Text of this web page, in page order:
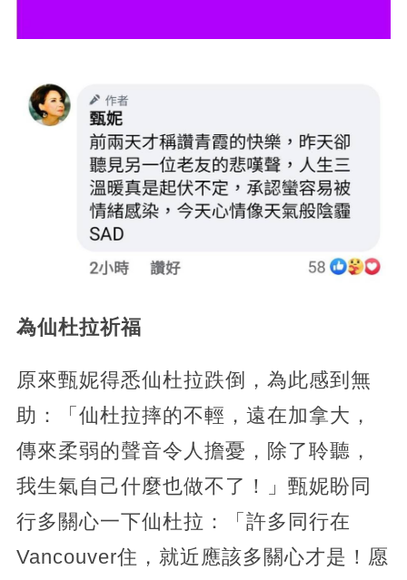
為仙杜拉祈福
原來甄妮得悉仙杜拉跌倒，為此感到無
助：「仙杜拉摔的不輕，遠在加拿大，
傳來柔弱的聲音令人擔憂，除了聆聽，
我生氣自己什麼也做不了！」甄妮盼同
行多關心一下仙杜拉：「許多同行在
Vancouver住，就近應該多關心才是！愿